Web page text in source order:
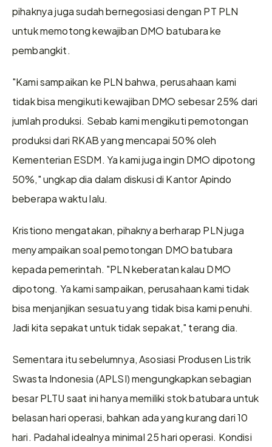
pihaknya juga sudah bernegosiasi dengan PT PLN
untuk memotong kewajiban DMO batubara ke
pembangkit.
"Kami sampaikan ke PLN bahwa, perusahaan kami
tidak bisa mengikuti kewajiban DMO sebesar 25% dari
jumlah produksi. Sebab kami mengikuti pemotongan
produksi dari RKAB yang mencapai 50% oleh
Kementerian ESDM. Ya kami juga ingin DMO dipotong
50%," ungkap dia dalam diskusi di Kantor Apindo
beberapa waktu lalu.
Kristiono mengatakan, pihaknya berharap PLN juga
menyampaikan soal pemotongan DMO batubara
kepada pemerintah. "PLN keberatan kalau DMO
dipotong. Ya kami sampaikan, perusahaan kami tidak
bisa menjanjikan sesuatu yang tidak bisa kami penuhi.
Jadi kita sepakat untuk tidak sepakat," terang dia.
Sementara itu sebelumnya, Asosiasi Produsen Listrik
Swasta Indonesia (APLSI) mengungkapkan sebagian
besar PLTU saat ini hanya memiliki stok batubara untuk
belasan hari operasi, bahkan ada yang kurang dari 10
hari. Padahal idealnya minimal 25 hari operasi. Kondisi